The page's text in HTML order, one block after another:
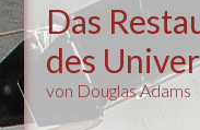
Das
des
von Douglas Adams